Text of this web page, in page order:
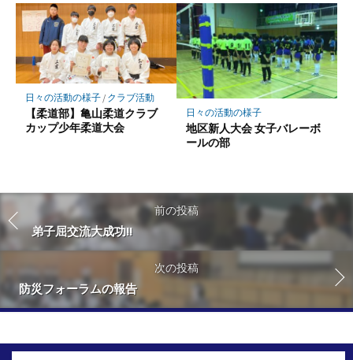
日々の活動の様子/ クラブ活動
【柔道部】亀山柔道クラブ
カップ少年柔道大会
日々の活動の様子
地区新人大会 女子バレーボ
ールの部
前の投稿
弟子屈交流大成功!!
次の投稿
防災フォーラムの報告